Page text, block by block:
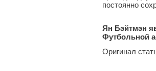
постоянно
Ян Бэйтмэн
Футбольной
Оригинал